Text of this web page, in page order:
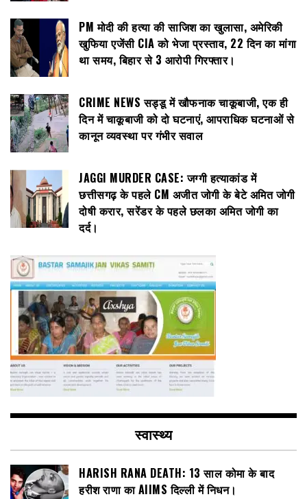
PM मोदी की हत्या की साजिश का खुलासा, अमेरिकी
खुफिया एजेंसी CIA को भेजा प्रस्ताव, 22 दिन का मांगा
था समय, बिहार से 3 आरोपी गिरफ्तार।
CRIME NEWS सड्डू में खौफनाक चाकूबाजी, एक ही
दिन में चाकूबाजी को दो घटनाएं, आपराधिक घटनाओं से
कानून व्यवस्था पर गंभीर सवाल
JAGGI MURDER CASE: जग्गी हत्याकांड में
छत्तीसगढ़ के पहले CM अजीत जोगी के बेटे अमित जोगी
दोषी करार, सरेंडर के पहले छलका अमित जोगी का
दर्द।
स्वास्थ्य
HARISH RANA DEATH: 13 साल कोमा के बाद
हरीश राणा का AIIMS दिल्ली में निधन।